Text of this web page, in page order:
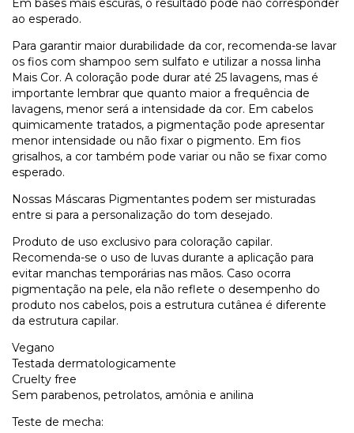
Em bases mais escuras, o resultado pode não corresponder
ao esperado.
Para garantir maior durabilidade da cor, recomenda-se lavar
os fios com shampoo sem sulfato e utilizar a nossa linha
Mais Cor. A coloração pode durar até 25 lavagens, mas é
importante lembrar que quanto maior a frequência de
lavagens, menor será a intensidade da cor. Em cabelos
quimicamente tratados, a pigmentação pode apresentar
menor intensidade ou não fixar o pigmento. Em fios
grisalhos, a cor também pode variar ou não se fixar como
esperado.
Nossas Máscaras Pigmentantes podem ser misturadas
entre si para a personalização do tom desejado.
Produto de uso exclusivo para coloração capilar.
Recomenda-se o uso de luvas durante a aplicação para
evitar manchas temporárias nas mãos. Caso ocorra
pigmentação na pele, ela não reflete o desempenho do
produto nos cabelos, pois a estrutura cutânea é diferente
da estrutura capilar.
Vegano
Testada dermatologicamente
Cruelty free
Sem parabenos, petrolatos, amônia e anilina
Teste de mecha: